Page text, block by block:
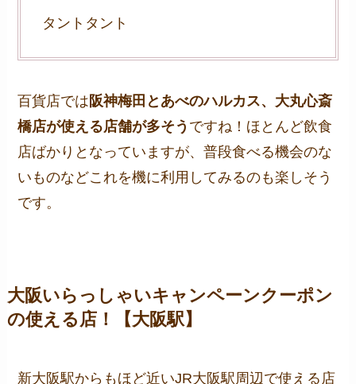
タントタント
百貨店では 阪神梅田とあべのハルカス、大丸心斎
橋店が使える店舗が多そう ですね！ほとんど飲食
店ばかりとなっていますが、普段食べる機会のな
いものなどこれを機に利用してみるのも楽しそう
です。
大阪いらっしゃいキャンペーンクーポン
の使える店！【大阪駅】
新大阪駅からもほど近いJR大阪駅周辺で使える店